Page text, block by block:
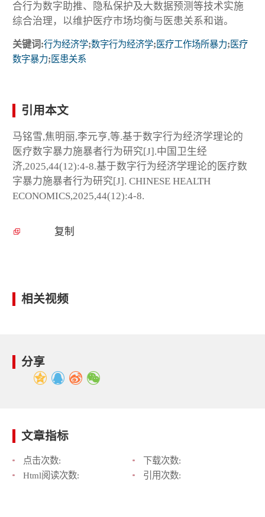
合行为数字助推、隐私保护及大数据预测等技术实施
综合治理，以维护医疗市场均衡与医患关系和谐。
关键词:行为经济学;数字行为经济学; 医疗工作场所暴力; 医疗
数字暴力; 医患关系
引用本文
马铭雪,焦明丽,李元亨,等.基于数字行为经济学理论的
医疗数字暴力施暴者行为研究[J].中国卫生经
济,2025,44(12):4-8.基于数字行为经济学理论的医疗数
字暴力施暴者行为研究[J]. CHINESE HEALTH
ECONOMICS,2025,44(12):4-8.
复制
相关视频
分享
文章指标
点击次数:
下载次数:
Html阅读次数:
引用次数: